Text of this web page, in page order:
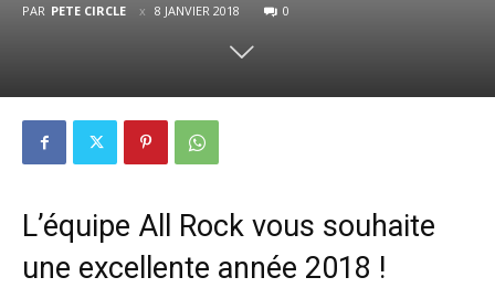
PAR PETE CIRCLE 8 JANVIER 2018 0
L’équipe All Rock vous souhaite
une excellente année 2018 !